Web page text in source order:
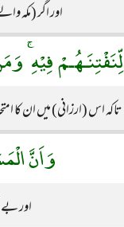
اور اگر (مکہ
لِّنَفْتِنَـهُـمْ
تاکہ اس (ارزانی) میں ان کا
وَاَنَّ
اور